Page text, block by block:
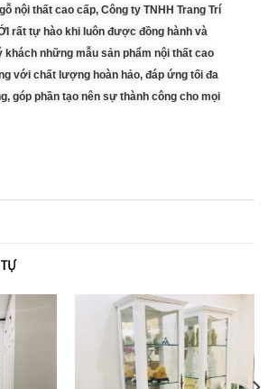
nội thất cao cấp, Công ty TNHH Trang Trí
rất tự hào khi luôn được đồng hành và
khách những mẫu sản phẩm nội thất cao
với chất lượng hoàn hảo, đáp ứng tối đa
góp phần tạo nên sự thành công cho mọi